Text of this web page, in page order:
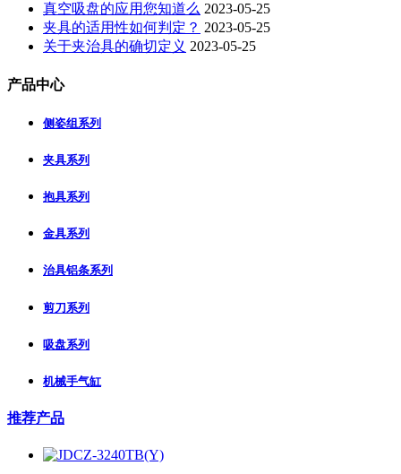
真空吸盘的应用您知道么 2023-05-25
夹具的适用性如何判定？ 2023-05-25
关于夹治具的确切定义 2023-05-25
产品中心
侧姿组系列
夹具系列
抱具系列
金具系列
治具铝条系列
剪刀系列
吸盘系列
机械手气缸
推荐产品